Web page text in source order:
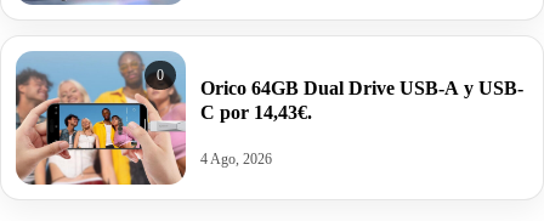
0
Orico 64GB Dual Drive USB-A y USB-
C por 14,43€.
4 Ago, 2026